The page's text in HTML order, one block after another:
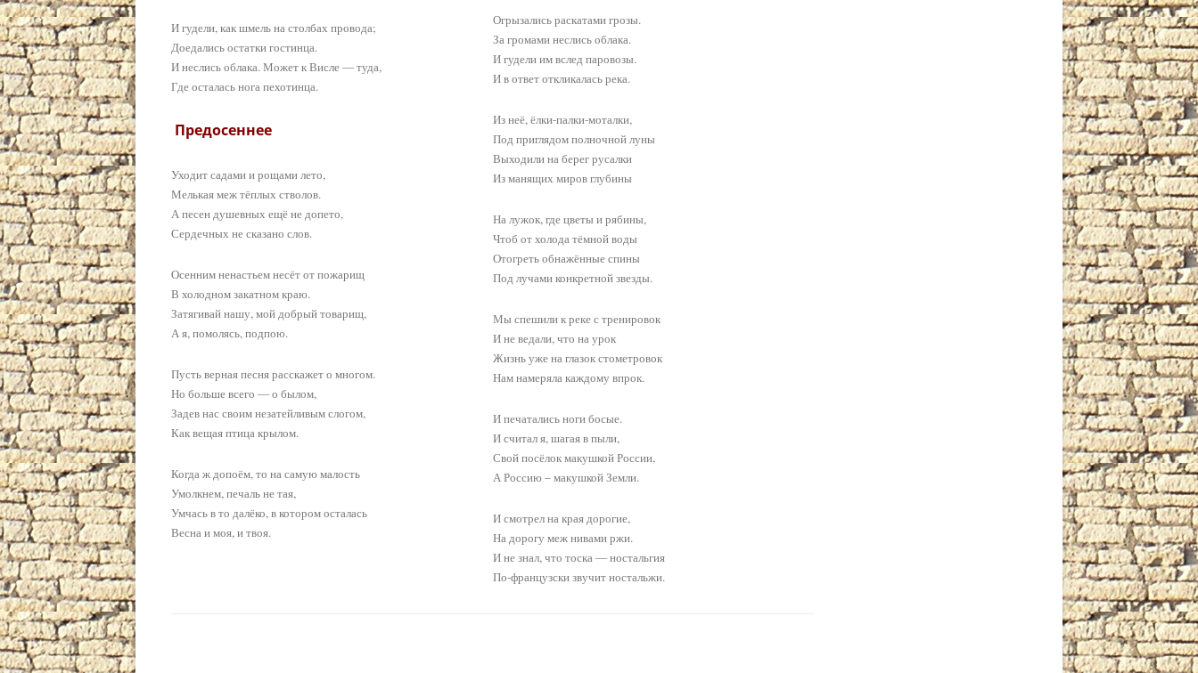
И гудели, как шмель на столбах провода;
Доедались остатки гостинца.
И неслись облака. Может к Висле — туда,
Где осталась нога пехотинца.
Предосеннее
Уходит садами и рощами лето,
Мелькая меж тёплых стволов.
А песен душевных ещё не допето,
Сердечных не сказано слов.
Осенним ненастьем несёт от пожарищ
В холодном закатном краю.
Затягивай нашу, мой добрый товарищ,
А я, помолясь, подпою.
Пусть верная песня расскажет о многом.
Но больше всего — о былом,
Задев нас своим незатейливым слогом,
Как вещая птица крылом.
Когда ж допоём, то на самую малость
Умолкнем, печаль не тая,
Умчась в то далёко, в котором осталась
Весна и моя, и твоя.
Огрызались раскатами грозы.
За громами неслись облака.
И гудели им вслед паровозы.
И в ответ откликалась река.
Из неё, ёлки-палки-моталки,
Под приглядом полночной луны
Выходили на берег русалки
Из манящих миров глубины
На лужок, где цветы и рябины,
Чтоб от холода тёмной воды
Отогреть обнажённые спины
Под лучами конкретной звезды.
Мы спешили к реке с тренировок
И не ведали, что на урок
Жизнь уже на глазок стометровок
Нам намеряла каждому впрок.
И печатались ноги босые.
И считал я, шагая в пыли,
Свой посёлок макушкой России,
А Россию – макушкой Земли.
И смотрел на края дорогие,
На дорогу меж нивами ржи.
И не знал, что тоска — ностальгия
По-французски звучит ностальжи.